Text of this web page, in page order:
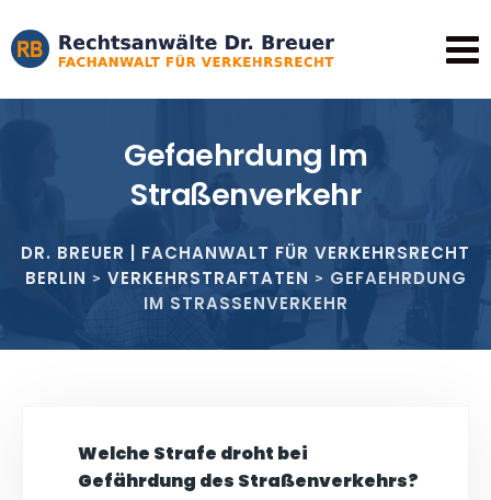
Gefaehrdung Im
Straßenverkehr
DR. BREUER | FACHANWALT FÜR VERKEHRSRECHT
BERLIN > VERKEHRSTRAFTATEN > GEFAEHRDUNG
IM STRASSENVERKEHR
Welche Strafe droht bei
Gefährdung des Straßenverkehrs?